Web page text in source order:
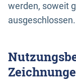
werden, soweit
ausgeschlossen.